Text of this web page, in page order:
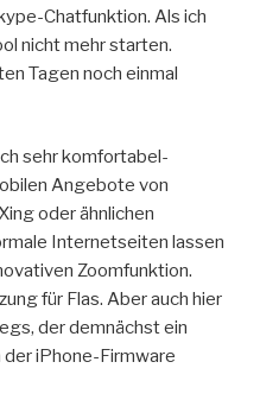
Chatfunktion. Als ich
nicht mehr starten.
Tagen noch einmal
sehr komfortabel-
Angebote von
oder ähnlichen
Internetseiten lassen
Zoomfunktion.
für Flas. Aber auch hier
der demnächst ein
der iPhone-Firmware